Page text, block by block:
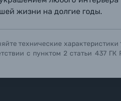
жизни на долгие годы.
технические
с пунктом 2 статьи 437